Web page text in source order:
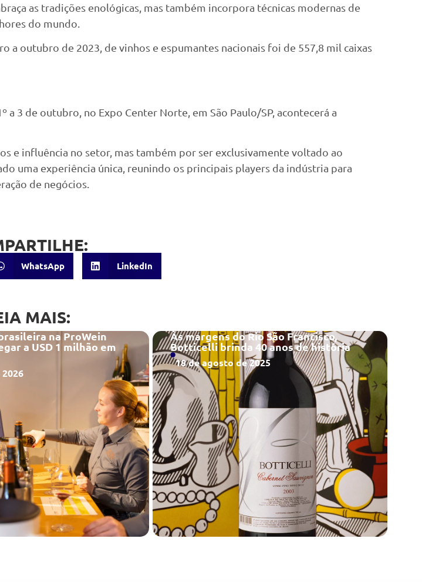
as tradições enológicas, mas também incorpora técnicas modernas de
do mundo.
a outubro de 2023, de vinhos e espumantes nacionais foi de 557,8 mil caixas
3 de outubro, no Expo Center Norte, em São Paulo/SP, acontecerá a
e influência no setor, mas também por ser exclusivamente voltado ao
uma experiência única, reunindo os principais players da indústria para
de negócios.
WhatsApp LinkedIn
MAIS:
na ProWein
a USD 1 milhão em
Às margens do Rio São Francisco,
Botticelli brinda 40 anos de história
18 de agosto de 2025